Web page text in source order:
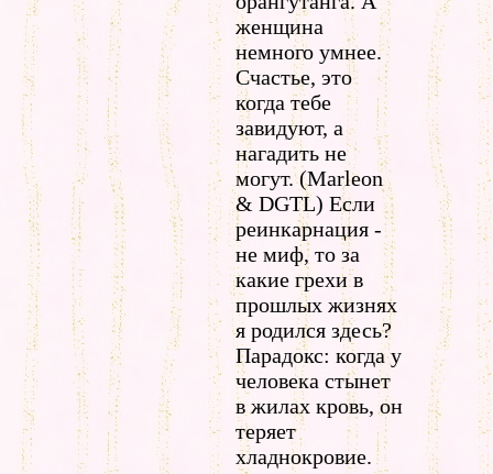
женщина
немного умнее.
Счастье, это
когда тебе
завидуют, а
нагадить не
могут. (Marleon
& DGTL) Если
реинкарнация -
не миф, то за
какие грехи в
прошлых жизнях
я родился здесь?
Парадокс: когда у
человека стынет
в жилах кровь, он
теряет
хладнокровие.